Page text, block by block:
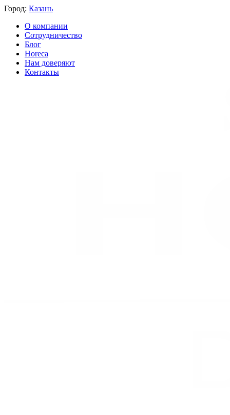
Город: Казань
О компании
Сотрудничество
Блог
Horeca
Нам доверяют
Контакты